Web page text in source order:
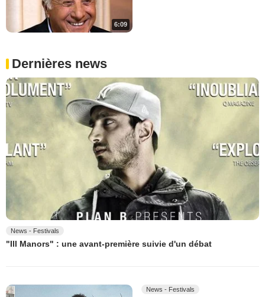
6:09
Dernières news
News - Festivals
"Ill Manors" : une avant-première suivie d'un débat
News - Festivals